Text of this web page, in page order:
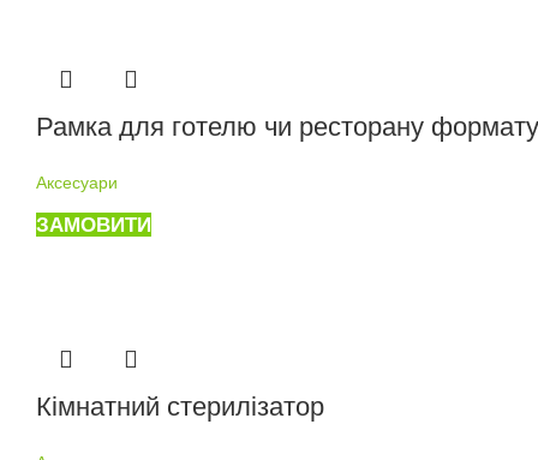
Рамка для готелю чи ресторану
Аксесуари
ЗАМОВИТИ
Кімнатний стерилізатор